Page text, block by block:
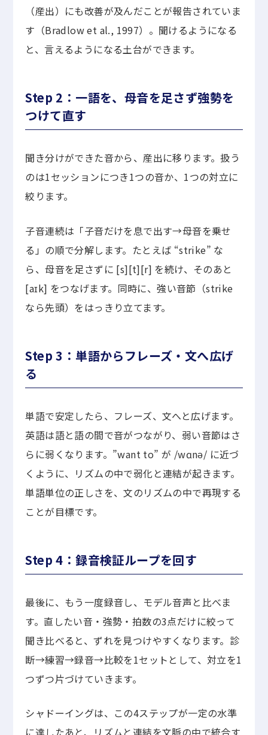
（産出）にも改善が及んだことが報告されていま
す（Bradlow et al., 1997）。聞けるようになる
と、言えるようになる土台ができます。
Step 2：一語を、母音を足さず強勢を
つけて直す
聞き分けができた音から、産出に移ります。扱う
のは1セッションにつき1つの音か、1つの対立に
絞ります。
子音連続は「子音だけを息で出す→母音を乗せ
る」の順で分解します。たとえば “strike” な
ら、母音を足さずに [s][t][r] を続け、そのあと
[aɪk] をつなげます。同時に、強い音節（strike
なら先頭）をはっきり立てます。
Step 3：単語からフレーズ・文へ広げ
る
単語で安定したら、フレーズ、文へと広げます。
英語は語と語の間で音がつながり、弱い音節はさ
らに弱くなります。”want to” が /wɑnə/ に近づ
くように、リズムの中で弱化と連結が起きます。
単語単位の正しさを、文のリズムの中で再現する
ことが目標です。
Step 4：録音検証ループを回す
最後に、もう一度録音し、モデル音声と比べま
す。直したい音・強勢・拍数の3点だけに絞って
聞き比べると、ずれを見つけやすくなります。診
断→練習→録音→比較を1セットとして、対立を1
つずつ片づけていきます。
シャドーイングは、この4ステップが一定の水準